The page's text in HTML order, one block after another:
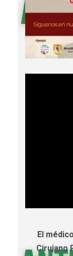
El
Cirujano